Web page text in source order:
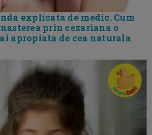
explicata de medic. Cum
prin cezariana o
apropiata de cea naturala